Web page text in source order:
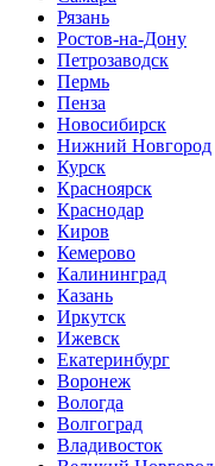
Рязань
Ростов-на-Дону
Петрозаводск
Пермь
Пенза
Новосибирск
Нижний Новгород
Курск
Красноярск
Краснодар
Киров
Кемерово
Калининград
Казань
Иркутск
Ижевск
Екатеринбург
Воронеж
Вологда
Волгоград
Владивосток